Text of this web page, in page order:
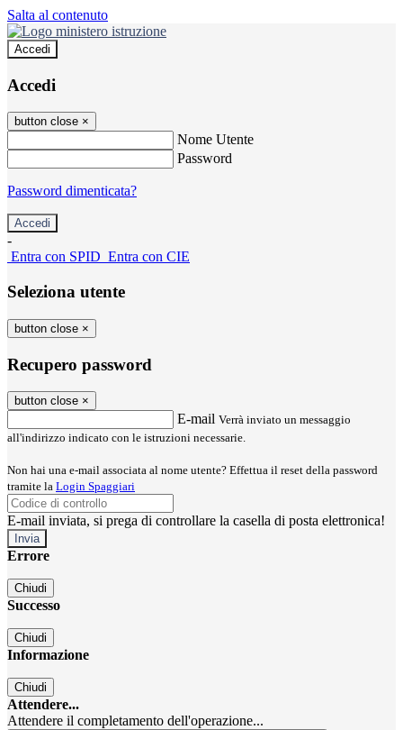
Salta al contenuto
Accedi
Accedi
button close ×
Nome Utente
Password
Password dimenticata?
-
Entra con SPID Entra con CIE
Seleziona utente
button close ×
Recupero password
button close ×
E-mail Verrà inviato un messaggio
all'indirizzo indicato con le istruzioni necessarie.
Non hai una e-mail associata al nome utente? Effettua il reset della password
tramite la Login Spaggiari
E-mail inviata, si prega di controllare la casella di posta elettronica!
Errore
Chiudi
Successo
Chiudi
Informazione
Chiudi
Attendere...
Attendere il completamento dell'operazione...